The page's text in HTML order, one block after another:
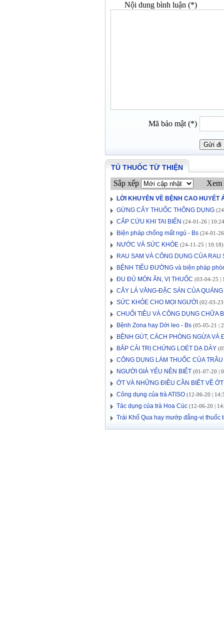
Nội dung bình luận (*)
Mã bảo mật (*)
TỦ THUỐC TỪ THIỆN
Sắp xếp Xem
LỜI KHUYÊN VỀ BỆNH CAO HUYẾT
GỪNG CÂY THUỐC THÔNG DỤNG
CẤP CỨU KHI TAI BIẾN (24-01-26 |
Biện pháp chống mất ngủ - Bs (24-01-
NƯỚC VÀ SỨC KHỎE (24-11-25 | 10:18)
RAU SAM VÀ CÔNG DỤNG CỦA RAU
BỆNH TIỂU ĐƯỜNG và biện pháp
ĐU ĐỦ MÓN ĂN, VỊ THUỐC (03-04-25 |
CÂY LÁ VẰNG-ĐẶC SẢN CỦA QUẢNG
SỨC KHỎE CHO MỌI NGƯỜI (02-03-
CHUỐI TIÊU VÀ CÔNG DỤNG CHỮA
Bệnh Zona hay Dời leo - Bs (05-05-21 |
BỆNH GÚT, CÁCH PHÒNG NGỪA VÀ
BẮP CẢI TRỊ CHỨNG LOÉT DẠ DÀY
CÔNG DỤNG LÀM THUỐC CỦA TRÂU
NGƯỜI GIÀ YẾU NÊN BIẾT (01-07-20 |
ỚT VÀ NHỮNG ĐIỀU CẦN BIẾT VỀ ỚT
Công dụng của trà ATISO (12-06-20 |
Tác dụng của trà Hoa Cúc (12-06-20 |
Trái Khổ Qua hay mướp đắng-vị thuốc